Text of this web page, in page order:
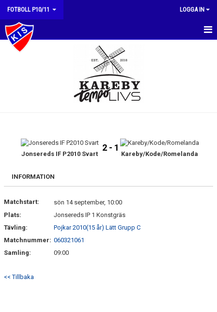
FOTBOLL P10/11 LOGGA IN
HEM
BILDGALLERI
DOKUMENT
Jonsereds IF P2010 Svart
2 - 1
Kareby/Kode/Romelanda
INFORMATION
Matchstart:
sön 14 september, 10:00
Plats:
Jonsereds IP 1 Konstgräs
Tävling:
Pojkar 2010(15 år) Lätt Grupp C
Matchnummer: 060321061
Samling:
09:00
<< Tillbaka